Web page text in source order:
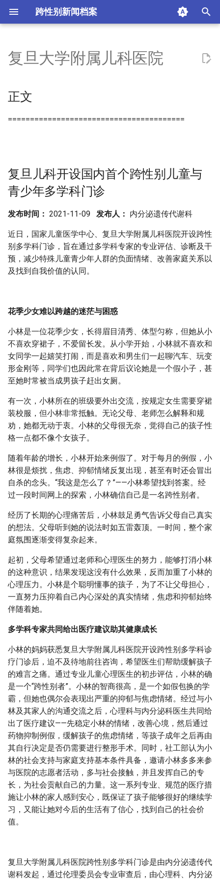
跨性别新闻档案
i
a
z
i
n
s
e
c
h
正文
复旦儿科开设国内首个跨性别
儿童与青少年多学科门诊
复旦大学附属儿科医院
正文
========================================
复旦儿科开设国内首个跨性别儿童与
青少年多学科门诊
发布时间： 2021-11-09 发布人： 内分泌遗传代谢科
近日，国家儿童医学中心、复旦大学附属儿科医院开设跨性
别多学科门诊，旨在通过多学科专家的专业评估、诊断及干
预，减少特殊儿童青少年人群的负面情绪、改善家庭关系以
及找到自我价值的认同。
花季少女难以跨越的迷茫与困惑
小林是一位花季少女，长得眉目清秀、体型匀称，但她从小
不喜欢穿裙子，不爱留长发。从小学开始，小林就不喜欢和
女同学一起嬉笑打闹，而是喜欢和男生们一起聊汽车、玩变
形金刚等，同学们也因此常在背后议论她是一个假小子，甚
至她时常被当成男孩子赶出女厕。
有一次，小林所在的班级要外出交流，按规定女生需要穿裙
装校服，但小林非常抵触。无论父母、老师怎么解释和规
劝，她都无动于衷。小林的父母很无奈，觉得自己的孩子性
格一点都不像个女孩子。
随着年龄的增长，小林开始来例假了。对于每月的例假，小
林很是烦扰，焦虑、抑郁情绪反复出现，甚至有时还会冒出
自杀的念头。“我这是怎么了？”——小林希望找到答案。经
过一段时间网上的探索，小林确信自己是一名跨性别者。
经历了长期的心理痛苦后，小林鼓足勇气告诉父母自己真实
的想法。父母听到她的说法时如五雷轰顶。一时间，整个家
庭氛围逐渐变得复杂起来。
起初，父母希望通过老师和心理医生的努力，能够打消小林
的这种意识，结果发现这没有什么效果，反而加重了小林的
心理压力。小林是个聪明懂事的孩子，为了不让父母担心，
一直努力压抑着自己内心深处的真实情绪，焦虑和抑郁始终
伴随着她。
多学科专家共同给出医疗建议助其健康成长
小林的妈妈获悉复旦大学附属儿科医院开设跨性别多学科诊
疗门诊后，迫不及待地前往咨询，希望医生们帮助缓解孩子
的难言之痛。通过专业儿童心理医生的初步评估，小林的确
是一个“跨性别者”。小林的智商很高，是一个如假包换的学
霸，但她也偶尔会表现出严重的抑郁与焦虑情绪。经过与小
林及其家人的沟通交流之后，心理科与内分泌科医生共同给
出了医疗建议——先稳定小林的情绪，改善心境，然后通过
药物抑制例假，缓解孩子的焦虑情绪，等孩子成年之后再由
其自行决定是否仍需要进行整形手术。同时，社工部认为小
林的社会支持与家庭支持基本条件具备，邀请小林多多来参
与医院的志愿者活动，多与社会接触，并且发挥自己的专
长，为社会贡献自己的力量。这一系列专业、规范的医疗措
施让小林的家人感到安心，既保证了孩子能够很好的继续学
习，又能让她对今后的生活有了信心，找到自己的社会价
值。
复旦大学附属儿科医院跨性别多学科门诊是由内分泌遗传代
谢科发起，通过伦理委员会专业审查后，由心理科、内分泌